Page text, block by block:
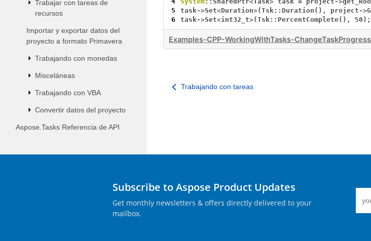
Trabajar con tareas de
recursos
Importar y exportar datos del
proyecto a formato Primavera
Trabajando con monedas
Misceláneas
Trabajando con VBA
Convertir datos del proyecto
Aspose.Tasks Referencia de API
5
task->Set<Duration>(Tsk::Duration(), project ->
6
task->Set<int32_t>(Tsk::PercentComplete(), 50);
Examples-CPP-WorkingWithTasks-
Trabajando con tareas
Subscribe to Aspose Product Updates
Get monthly newsletters & offers directly delivered to your
mailbox.